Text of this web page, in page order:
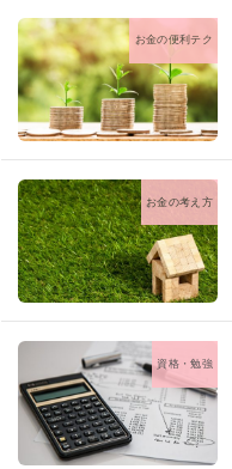
お金の便利テク
お金の考え方
資格・勉強